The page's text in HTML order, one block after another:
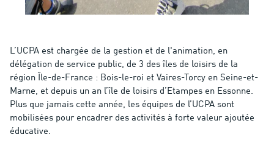
L’UCPA est chargée de la gestion et de l'animation, en
délégation de service public, de 3 des îles de loisirs de la
région Île-de-France : Bois-le-roi et Vaires-Torcy en Seine-et-
Marne, et depuis un an l’île de loisirs d’Etampes en Essonne.
Plus que jamais cette année, les équipes de l’UCPA sont
mobilisées pour encadrer des activités à forte valeur ajoutée
éducative.